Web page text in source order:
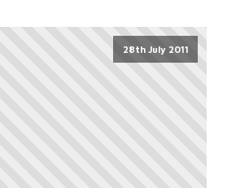
28th July 2011